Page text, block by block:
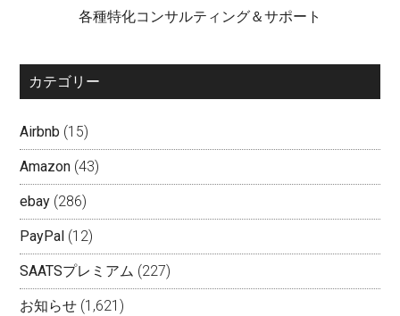
各種特化コンサルティング＆サポート
カテゴリー
Airbnb (15)
Amazon (43)
ebay (286)
PayPal (12)
SAATSプレミアム (227)
お知らせ (1,621)